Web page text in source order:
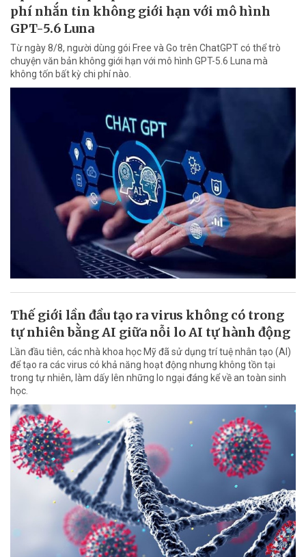
phí nhắn tin không giới hạn với mô hình
GPT-5.6 Luna
Từ ngày 8/8, người dùng gói Free và Go trên ChatGPT có thể trò
chuyện văn bản không giới hạn với mô hình GPT-5.6 Luna mà
không tốn bất kỳ chi phí nào.
Thế giới lần đầu tạo ra virus không có trong
tự nhiên bằng AI giữa nỗi lo AI tự hành động
Lần đầu tiên, các nhà khoa học Mỹ đã sử dụng trí tuệ nhân tạo (AI)
để tạo ra các virus có khả năng hoạt động nhưng không tồn tại
trong tự nhiên, làm dấy lên những lo ngại đáng kể về an toàn sinh
học.